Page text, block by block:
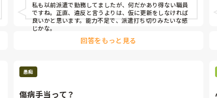
このような場合、契約でやってほしいことが、ちゃんと
出来ていないわけで、派遣の契約期間が残っていても、
契約違反だと言って契約を打ち切ることできないのでし
私も以前派遣で勤務してましたが、何だかあり得ない職員
ですね。正直、違反と言うよりは、仮に更新をしなければ
良いかと思います。能力不足で、派遣打ち切りみたいな感
じかな。
回答をもっと見る
愚痴
傷病手当って？